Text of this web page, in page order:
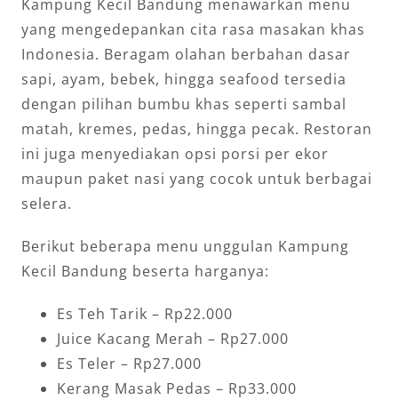
Kampung Kecil Bandung menawarkan menu
yang mengedepankan cita rasa masakan khas
Indonesia. Beragam olahan berbahan dasar
sapi, ayam, bebek, hingga seafood tersedia
dengan pilihan bumbu khas seperti sambal
matah, kremes, pedas, hingga pecak. Restoran
ini juga menyediakan opsi porsi per ekor
maupun paket nasi yang cocok untuk berbagai
selera.
Berikut beberapa menu unggulan Kampung
Kecil Bandung beserta harganya:
Es Teh Tarik – Rp22.000
Juice Kacang Merah – Rp27.000
Es Teler – Rp27.000
Kerang Masak Pedas – Rp33.000